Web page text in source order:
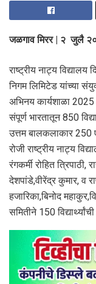
जळगाव मिरर | २ जुलै
राष्ट्रीय नाट्य विद्यालय
निगम लिमिटेड यांच्या
अभिनय कार्यशाळा
संपूर्ण भारतातून 850
उत्तम बालकलाकार
रोजी राष्ट्रीय नाट्य
रंगकर्मी रोहित त्रिपाठी,
देशपांडे,वीरेंद्र कुमार, व
हजारिका,बिनोद
समितीने 150